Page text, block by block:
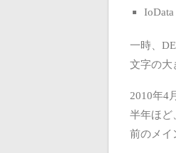
一時、
文字の大
2010年4
半年ほど
前のメイ